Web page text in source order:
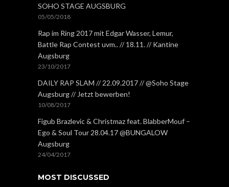
SOHO STAGE AUGSBURG
05/05/2018
Rap im Ring 2017 mit Edgar Wasser, Lemur,
Battle Rap Contest uvm.. // 18.11. // Kantine
Augsburg
23/10/2017
DAILY RAP SLAM // 22.09.2017 // @Soho Stage
Augsburg // Jetzt bewerben!
10/08/2017
Figub Brazlevic & Christmaz feat. BlabberMouf –
Ego & Soul Tour 28.04.17 @BUNGALOW
Augsburg
24/04/2017
MOST DISCUSSED